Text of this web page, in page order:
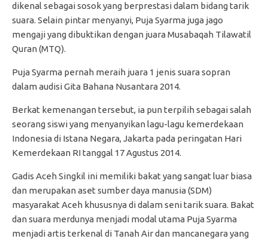
dikenal sebagai sosok yang berprestasi dalam bidang tarik
suara. Selain pintar menyanyi, Puja Syarma juga jago
mengaji yang dibuktikan dengan juara Musabaqah Tilawatil
Quran (MTQ).
Puja Syarma pernah meraih juara 1 jenis suara sopran
dalam audisi Gita Bahana Nusantara 2014.
Berkat kemenangan tersebut, ia pun terpilih sebagai salah
seorang siswi yang menyanyikan lagu-lagu kemerdekaan
Indonesia di Istana Negara, Jakarta pada peringatan Hari
Kemerdekaan RI tanggal 17 Agustus 2014.
Gadis Aceh Singkil ini memiliki bakat yang sangat luar biasa
dan merupakan aset sumber daya manusia (SDM)
masyarakat Aceh khususnya di dalam seni tarik suara. Bakat
dan suara merdunya menjadi modal utama Puja Syarma
menjadi artis terkenal di Tanah Air dan mancanegara yang